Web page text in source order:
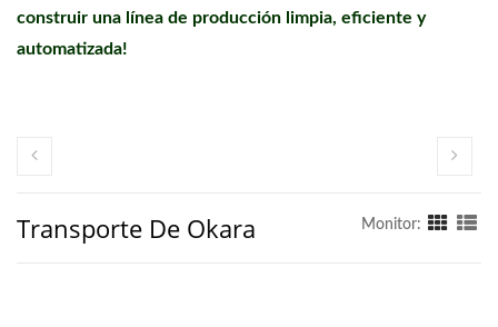
construir una línea de producción limpia, eficiente y
automatizada!
Transporte De Okara Monitor: